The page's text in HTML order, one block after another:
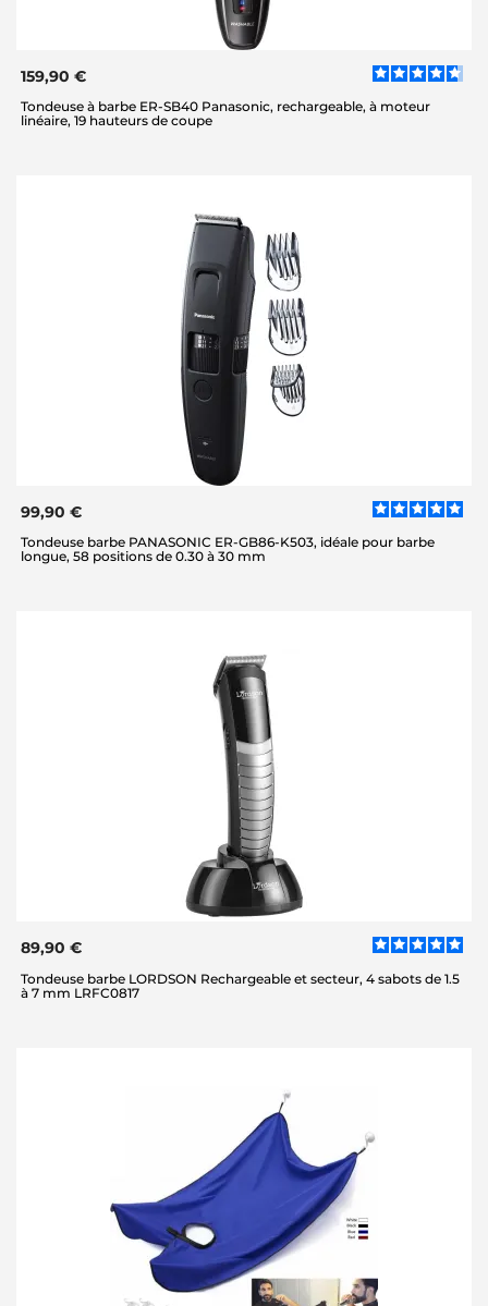
159,90 €
Tondeuse à barbe ER-SB40 Panasonic, rechargeable, à moteur
linéaire, 19 hauteurs de coupe
99,90 €
Tondeuse barbe PANASONIC ER-GB86-K503, idéale pour barbe
longue, 58 positions de 0.30 à 30 mm
89,90 €
Tondeuse barbe LORDSON Rechargeable et secteur, 4 sabots de 1.5
à 7 mm LRFC0817